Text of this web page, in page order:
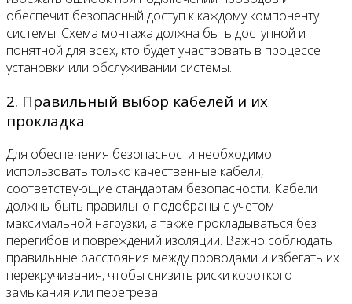
обеспечит безопасный доступ к каждому компоненту
системы. Схема монтажа должна быть доступной и
понятной для всех, кто будет участвовать в процессе
установки или обслуживании системы.
2. Правильный выбор кабелей и их
прокладка
Для обеспечения безопасности необходимо
использовать только качественные кабели,
соответствующие стандартам безопасности. Кабели
должны быть правильно подобраны с учетом
максимальной нагрузки, а также прокладываться без
перегибов и повреждений изоляции. Важно соблюдать
правильные расстояния между проводами и избегать их
перекручивания, чтобы снизить риски короткого
замыкания или перегрева.